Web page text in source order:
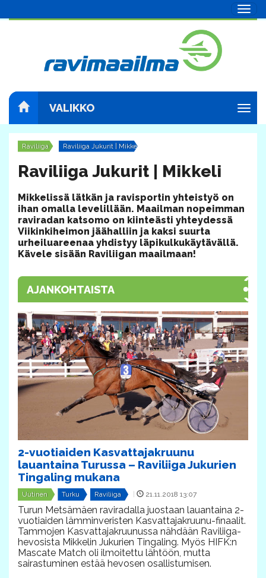
VALIKKO
Raviliiga Raviliiga Jukurit | Mikkeli
Raviliiga Jukurit | Mikkeli
​Mikkelissä lätkän ja ravisportin yhteistyö on
ihan omalla levelillään. Maailman nopeimman
raviradan katsomo on kiinteästi yhteydessä
Viikinkiheimon jäähalliin ja kaksi suurta
urheiluareenaa yhdistyy läpikulkukäytävällä.
Kävele sisään Raviliigan maailmaan!
AJANKOHTAISTA
2-vuotiaiden Kasvattajakruunu
lauantaina Turussa – Raviliiga Jukurien
Tingaling mukana
Uutinen Turku Raviliiga | 21.11.2018 13:07
Turun Metsämäen raviradalla juostaan lauantaina 2-
vuotiaiden lämminveristen Kasvattajakruunu-finaalit.
Tammojen Kasvattajakruunussa nähdään Raviliiga-
hevosista Mikkelin Jukurien Tingaling. Myös HIFK:n
Mascate Match oli ilmoitettu lähtöön, mutta
sairastuminen estää hevosen osallistumisen.